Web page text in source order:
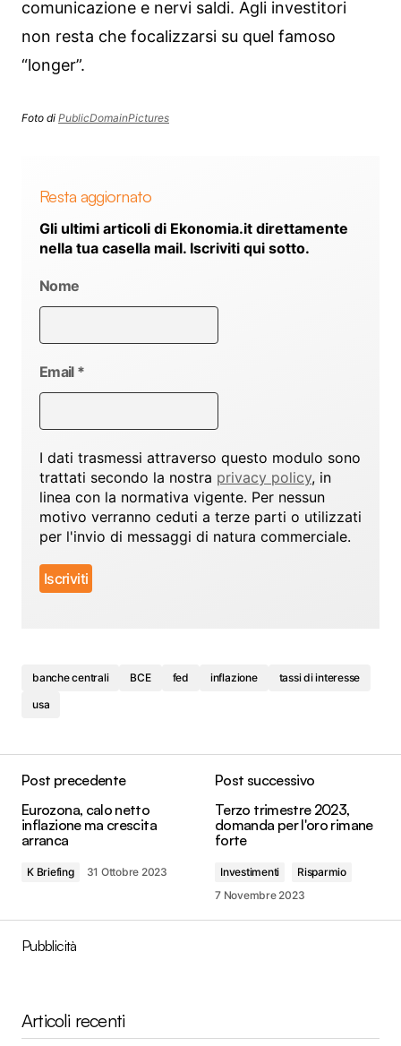
comunicazione e nervi saldi. Agli investitori
non resta che focalizzarsi su quel famoso
“longer”.
Foto di PublicDomainPictures
Resta aggiornato
Gli ultimi articoli di Ekonomia.it direttamente
nella tua casella mail. Iscriviti qui sotto.
Nome
Email *
I dati trasmessi attraverso questo modulo sono
trattati secondo la nostra privacy policy, in
linea con la normativa vigente. Per nessun
motivo verranno ceduti a terze parti o utilizzati
per l'invio di messaggi di natura commerciale.
banche centrali BCE fed inflazione
tassi di interesse
usa
Post precedente
Eurozona, calo netto
inflazione ma crescita
arranca
K Briefing 31 Ottobre 2023
Post successivo
Terzo trimestre 2023,
domanda per l'oro rimane
forte
Investimenti
Risparmio
7 Novembre 2023
Pubblicità
Articoli recenti